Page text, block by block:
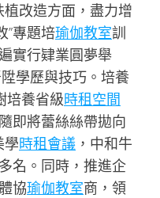
改造方面，盡力增
”專題培瑜伽教室訓
實行肄業圓夢舉
學歷與技巧。培養
培養省級時租空間
即將蕾絲絲帶拋向
學時租會議 ，中和牛
名。同時，推進企
協瑜伽教室商，領